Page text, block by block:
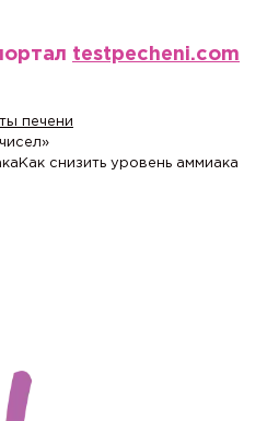
testpecheni.com
печени
Как снизить уровень аммиака